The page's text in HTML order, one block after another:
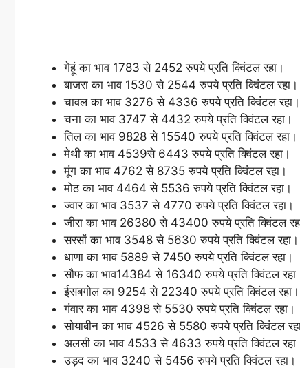
गेहूं का भाव 1783 से 2452 रुपये प्रति क्विंटल रहा।
बाजरा का भाव 1530 से 2544 रुपये प्रति क्विंटल रहा।
चावल का भाव 3276 से 4336 रुपये प्रति क्विंटल रहा।
चना का भाव 3747 से 4432 रुपये प्रति क्विंटल रहा।
तिल का भाव 9828 से 15540 रुपये प्रति क्विंटल रहा।
मेथी का भाव 4539से 6443 रुपये प्रति क्विंटल रहा।
मूंग का भाव 4762 से 8735 रुपये प्रति क्विंटल रहा।
मोठ का भाव 4464 से 5536 रुपये प्रति क्विंटल रहा।
ज्वार का भाव 3537 से 4770 रुपये प्रति क्विंटल रहा।
जीरा का भाव 26380 से 43400 रुपये प्रति क्विंटल
सरसों का भाव 3548 से 5630 रुपये प्रति क्विंटल रहा।
धाणा का भाव 5889 से 7450 रुपये प्रति क्विंटल रहा।
सौफ का भाव14384 से 16340 रुपये प्रति क्विंटल
ईसबगोल का 9254 से 22340 रुपये प्रति क्विंटल रहा।
गंवार का भाव 4398 से 5530 रुपये प्रति क्विंटल रहा।
सोयाबीन का भाव 4526 से 5580 रुपये प्रति क्विंटल
अलसी का भाव 4533 से 4633 रुपये प्रति क्विंटल
उड़द का भाव 3240 से 5456 रुपये प्रति क्विंटल रहा।